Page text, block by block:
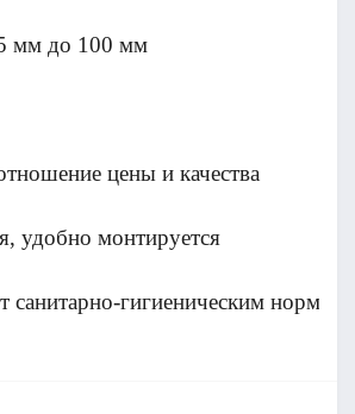
мм до 100 мм
цены и качества
удобно монтируется
санитарно-гигиеническим нормам